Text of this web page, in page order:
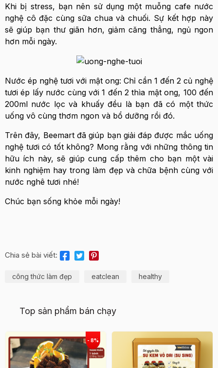
Khi bị stress, bạn nên sử dụng một muỗng cafe nước
nghệ cô đặc cùng sữa chua và chuối. Sự kết hợp này
sẽ giúp bạn thư giãn hơn, giảm căng thẳng, ngủ ngon
hơn mỗi ngày.
Nước ép nghệ tươi với mật ong: Chỉ cần 1 đến 2 củ nghệ
tươi ép lấy nước cùng với 1 đến 2 thìa mật ong, 100 đến
200ml nước lọc và khuấy đều là bạn đã có một thức
uống vô cùng thơm ngon và bổ dưỡng rồi đó.
Trên đây, Beemart đã giúp bạn giải đáp được mắc uống
nghệ tươi có tốt không? Mong rằng với những thông tin
hữu ích này, sẽ giúp cung cấp thêm cho bạn một vài
kinh nghiệm hay trong làm đẹp và chữa bệnh cùng với
nước nghê tươi nhé!
Chúc bạn sống khỏe mỗi ngày!
Chia sẻ bài viết:
công thức làm đẹp eatclean healthy
Top sản phẩm bán chạy